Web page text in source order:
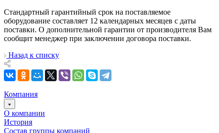
Стандартный гарантийный срок на поставляемое
оборудование составляет 12 календарных месяцев с даты
поставки. О дополнительной гарантии от производителя Вам
сообщит менеджер при заключении договора поставки.
Назад к списку
Компания
О компании
История
Состав группы компаний